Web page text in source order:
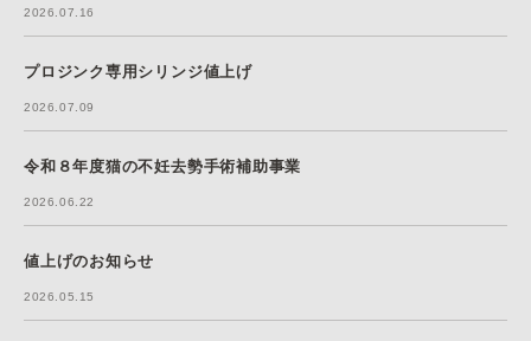
2026.07.16
プロジンク専用シリンジ値上げ
2026.07.09
令和８年度猫の不妊去勢手術補助事業
2026.06.22
値上げのお知らせ
2026.05.15